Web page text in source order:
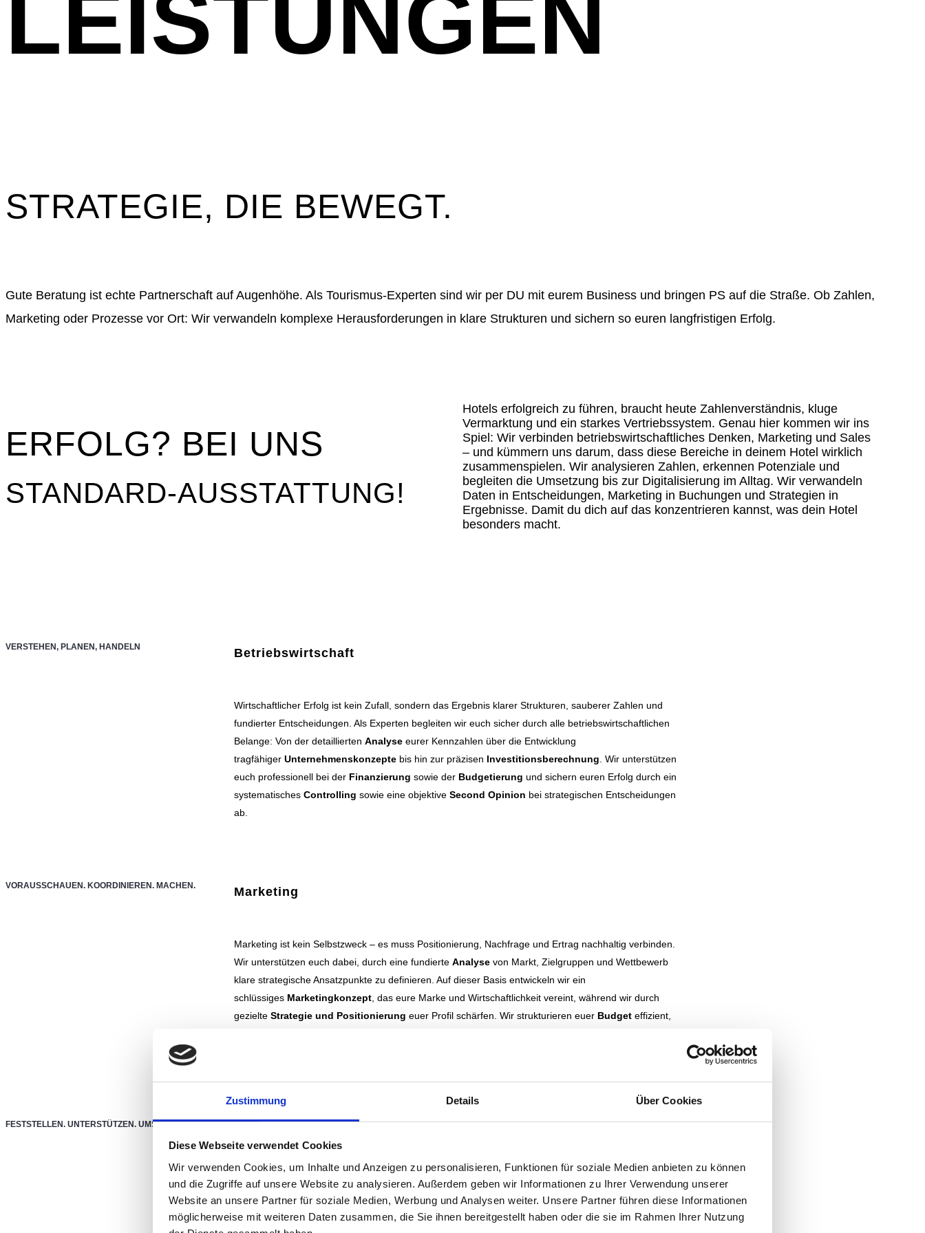
Zustimmung Details Über Cookies
Diese Webseite verwendet Cookies
Wir verwenden Cookies, um Inhalte und Anzeigen zu personalisieren, Funktionen für soziale Medien anbieten zu können
und die Zugriffe auf unsere Website zu analysieren. Außerdem geben wir Informationen zu Ihrer Verwendung unserer
Website an unsere Partner für soziale Medien, Werbung und Analysen weiter. Unsere Partner führen diese Informationen
möglicherweise mit weiteren Daten zusammen, die Sie ihnen bereitgestellt haben oder die sie im Rahmen Ihrer Nutzung
LEISTUNGEN
STRATEGIE, DIE BEWEGT.
Gute Beratung ist echte Partnerschaft auf Augenhöhe. Als Tourismus-Experten sind wir per DU mit eurem Business und bringen PS auf die Straße. Ob Zahlen,
Marketing oder Prozesse vor Ort: Wir verwandeln komplexe Herausforderungen in klare Strukturen und sichern so euren langfristigen Erfolg.
ERFOLG? BEI UNS
STANDARD-AUSSTATTUNG!
Hotels erfolgreich zu führen, braucht heute Zahlenverständnis, kluge
Vermarktung und ein starkes Vertriebssystem. Genau hier kommen wir ins
Spiel: Wir verbinden betriebswirtschaftliches Denken, Marketing und Sales
– und kümmern uns darum, dass diese Bereiche in deinem Hotel wirklich
zusammenspielen. Wir analysieren Zahlen, erkennen Potenziale und
begleiten die Umsetzung bis zur Digitalisierung im Alltag. Wir verwandeln
Daten in Entscheidungen, Marketing in Buchungen und Strategien in
Ergebnisse. Damit du dich auf das konzentrieren kannst, was dein Hotel
besonders macht.
VERSTEHEN, PLANEN, HANDELN Betriebswirtschaft
Wirtschaftlicher Erfolg ist kein Zufall, sondern das Ergebnis klarer Strukturen, sauberer Zahlen und
fundierter Entscheidungen. Als Experten begleiten wir euch sicher durch alle betriebswirtschaftlichen
Belange: Von der detaillierten Analyse eurer Kennzahlen über die Entwicklung
tragfähiger Unternehmenskonzepte bis hin zur präzisen Investitionsberechnung. Wir unterstützen
euch professionell bei der Finanzierung sowie der Budgetierung und sichern euren Erfolg durch ein
systematisches Controlling sowie eine objektive Second Opinion bei strategischen Entscheidungen
ab.
VORAUSSCHAUEN. KOORDINIEREN. MACHEN. Marketing
Marketing ist kein Selbstzweck – es muss Positionierung, Nachfrage und Ertrag nachhaltig verbinden.
Wir unterstützen euch dabei, durch eine fundierte Analyse von Markt, Zielgruppen und Wettbewerb
klare strategische Ansatzpunkte zu definieren. Auf dieser Basis entwickeln wir ein
schlüssiges Marketingkonzept, das eure Marke und Wirtschaftlichkeit vereint, während wir durch
gezielte Strategie und Positionierung euer Profil schärfen. Wir strukturieren euer Budget effizient,
FESTSTELLEN. UNTERSTÜTZEN. UMSETZEN.
In diesen Bereichen entscheidet sich, ob Strategie tatsächlich zu Umsatz wird. Wir unterstützen euch
dabei, eureVertriebsstrukturzu optimieren und die ideale Balance zwischen Direktgeschäft und
externen Kanälen (OTA, Reisebüros) zu finden. Damit eure Prozesse effizient und verkaufsstark laufen,